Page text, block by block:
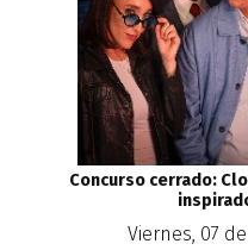
Concurso cerrado:
Viernes, 07